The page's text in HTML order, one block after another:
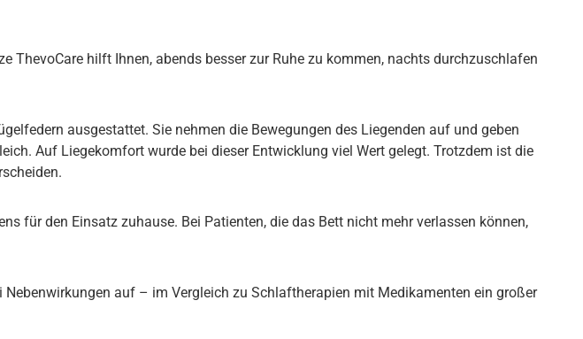
hilft Ihnen, abends besser zur Ruhe zu kommen, nachts durchzuschlafen
ausgestattet. Sie nehmen die Bewegungen des Liegenden auf und geben
Auf Liegekomfort wurde bei dieser Entwicklung viel Wert gelegt. Trotzdem ist die
für den Einsatz zuhause. Bei Patienten, die das Bett nicht mehr verlassen können,
auf – im Vergleich zu Schlaftherapien mit Medikamenten ein großer